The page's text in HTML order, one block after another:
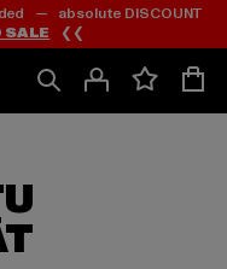
— absolute DISCOUNT
SALE ❮❮